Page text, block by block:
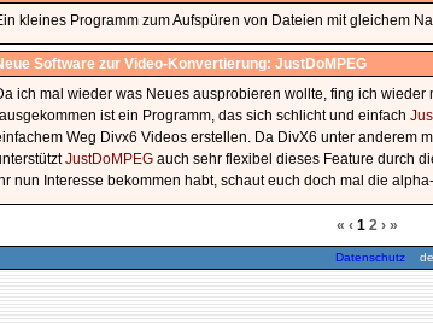
kleines Programm zum Aufspüren von Dateien mit gleichem
Software zur Video-Konvertierung: JustDoMPEG
ich mal wieder was Neues ausprobieren wollte, fing ich
ist ein Programm, das sich schlicht und einfach
Weg Divx6 Videos erstellen. Da DivX6 unter anderem
JustDoMPEG auch sehr flexibel dieses Feature durch
nun Interesse bekommen habt, schaut euch doch mal die
« ‹ 1 2 › »
Datenschutz